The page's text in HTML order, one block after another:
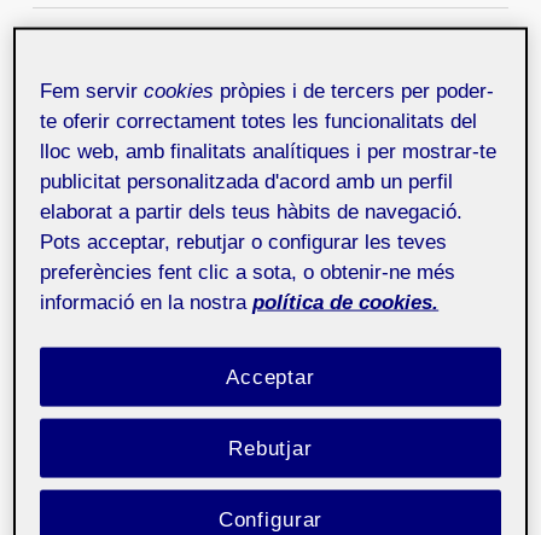
La Diputació de Barcelona convoca la segunda edición
del concurso de aplicaciones móviles “Diba Apps
Contest 2015” relacionadas con los servicios de la
corporación o de los ayuntamientos de su
demarcación. Aquí puedes ver las bases del concurso.
El contenido de las aplicaciones puede hacer
referencia a una única localidad o servicio, dentro del
ámbito territorial de la Diputació de Barcelona, o bien
Webcat: Novedades en Drupal 8 7 de
Cristina Chumillas realiza una ponencia sobre las
novedades que aporta Drupal 8 en el WebCat que es el
punto de encuentro entre profesionales del sector
Fem servircookies pròpies i de tercers per poder-
te oferir correctament totes les funcionalitats del
lloc web, amb finalitats analítiques i per mostrar-te
publicitat personalitzada d'acord amb un perfil
elaborat a partir dels teus hàbits de navegació.
Pots acceptar, rebutjar o configurar les teves
preferències fent clic a sota, o obtenir-ne més
informació en la nostra política de cookies.
Rebutjar
Acceptar
Configurar